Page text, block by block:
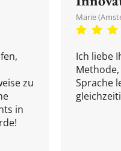
zu
in
Marie
Ich liebe
Sprache